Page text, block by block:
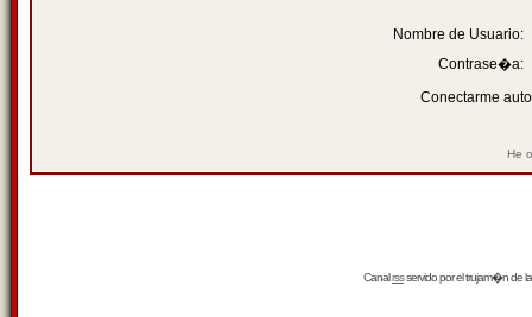
Nombre de Usuario:
Contrase�a:
Conectarme
He
Canalrssservido por eltrujam�nde